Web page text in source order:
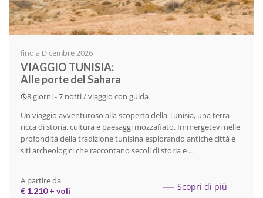
fino a Dicembre 2026
VIAGGIO TUNISIA:
Alle porte del Sahara
8 giorni - 7 notti / viaggio con guida
Un viaggio avventuroso alla scoperta della Tunisia, una terra
ricca di storia, cultura e paesaggi mozzafiato. Immergetevi nelle
profondità della tradizione tunisina esplorando antiche città e
siti archeologici che raccontano secoli di storia e ...
A partire da
€ 1.210 + voli Scopri di più